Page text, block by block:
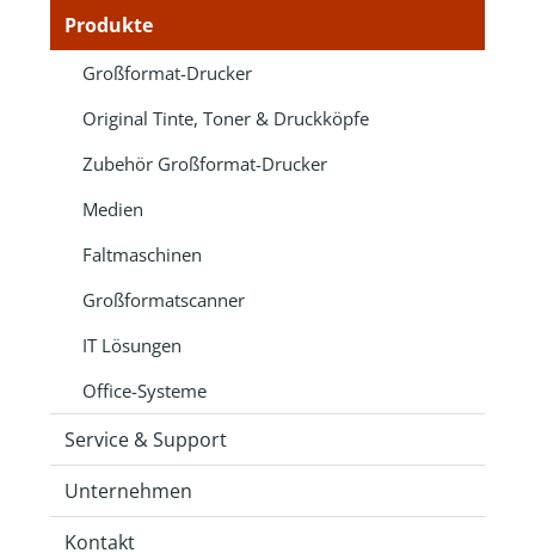
Produkte
Großformat-Drucker
Original Tinte, Toner & Druckköpfe
Zubehör Großformat-Drucker
Medien
Faltmaschinen
Großformatscanner
IT Lösungen
Office-Systeme
Service & Support
Unternehmen
Kontakt